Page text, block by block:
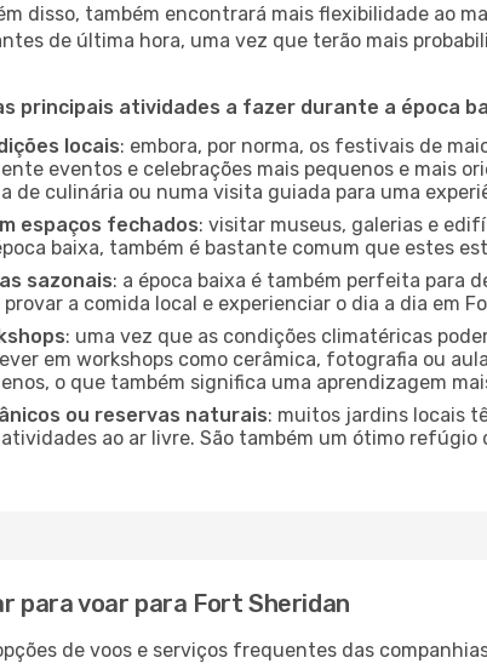
disso, também encontrará mais flexibilidade ao
de última hora, uma vez que terão mais
principais atividades a fazer durante a época
locais: embora, por norma, os festivais de
eventos e celebrações mais pequenos e mais
de culinária ou numa visita guiada para uma
espaços fechados: visitar museus, galerias e
baixa, também é bastante comum que estes
sazonais: a época baixa é também perfeita para
a comida local e experienciar o dia a dia em
: uma vez que as condições climatéricas
em workshops como cerâmica, fotografia ou
o que também significa uma aprendizagem
ou reservas naturais: muitos jardins locais
ao ar livre. São também um ótimo
para voar para Fort Sheridan
de voos e serviços frequentes das